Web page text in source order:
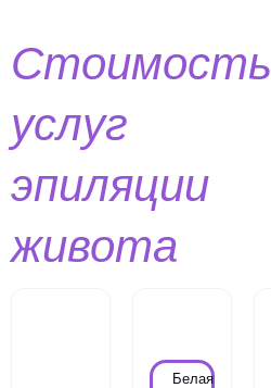
Стоимость
услуг
эпиляции
живота
Белая